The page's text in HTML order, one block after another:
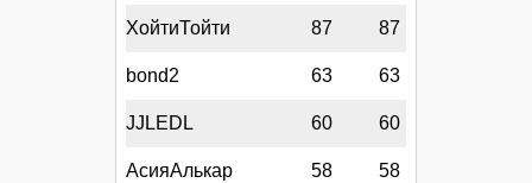
ХойтиТойти 87 87
bond2 63 63
JJLEDL 60 60
АсияАлькар 58 58